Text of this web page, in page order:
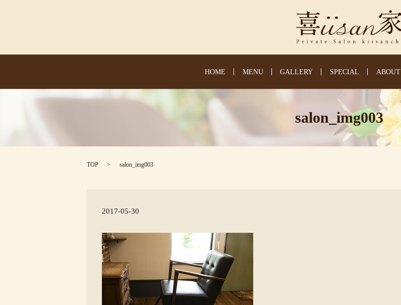
HOME MENU GALLERY SPECIAL ABOUT
salon_img003
TOP salon_img003
2017-05-30